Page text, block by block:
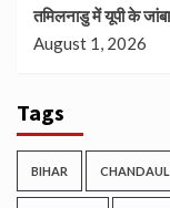
तमिलनाडु में यूपी के
August 1, 2026
Tags
BIHAR